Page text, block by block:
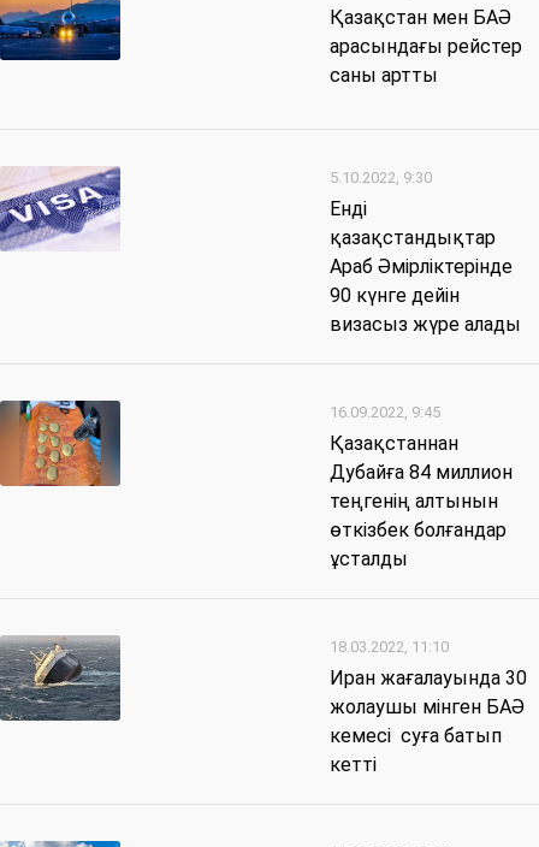
Қазақстан мен БАӘ
арасындағы рейстер
саны артты
5.10.2022, 9:30
Енді
қазақстандықтар
Араб Әмірліктерінде
90 күнге дейін
визасыз жүре алады
16.09.2022, 9:45
Қазақстаннан
Дубайға 84 миллион
теңгенің алтынын
өткізбек болғандар
ұсталды
18.03.2022, 11:10
Иран жағалауында 30
жолаушы мінген БАӘ
кемесі суға батып
кетті